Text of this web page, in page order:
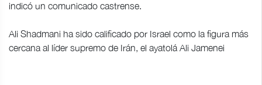
indicó un comunicado castrense.
Ali Shadmani ha sido calificado por Israel como la figura más
cercana al líder supremo de Irán, el ayatolá Ali Jamenei